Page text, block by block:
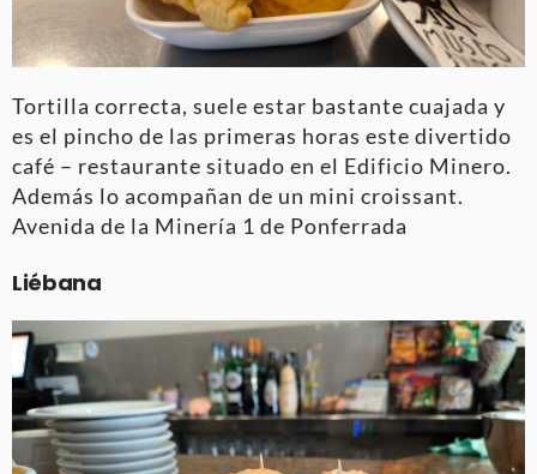
Tortilla correcta, suele estar bastante cuajada y
es el pincho de las primeras horas este divertido
café – restaurante situado en el Edificio Minero.
Además lo acompañan de un mini croissant.
Avenida de la Minería 1 de Ponferrada
Liébana